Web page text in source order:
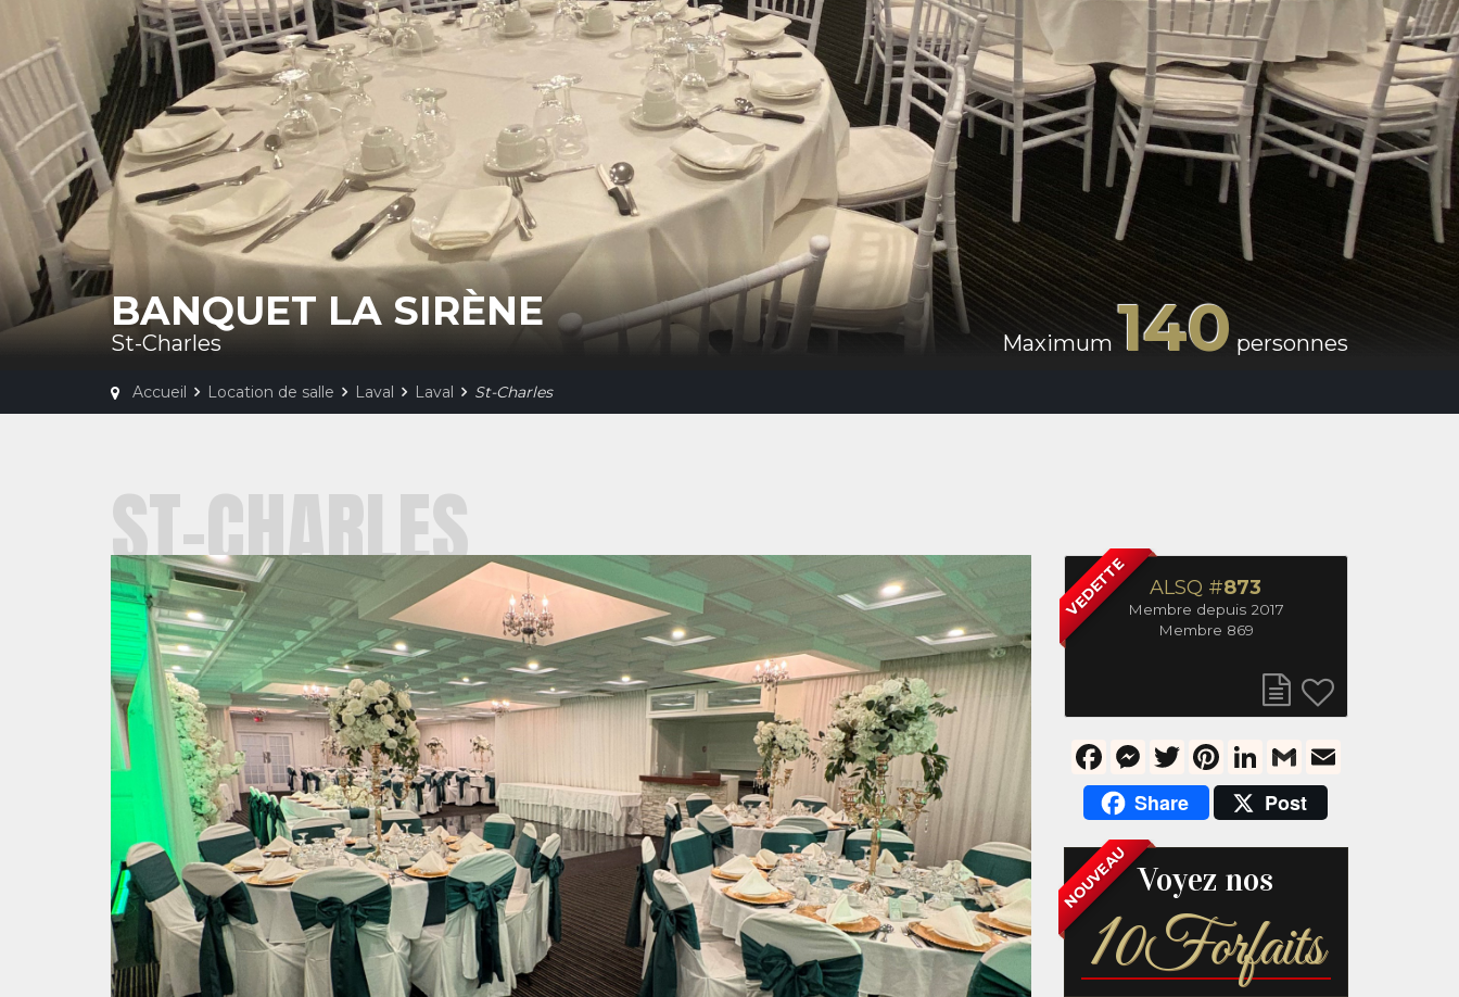
BANQUET LA SIRÈNE
St-Charles Maximum 140 personnes
Accueil Location de salle Laval Laval St-Charles
ST-CHARLES VEDETTE ALSQ #873
Membre depuis 2017
Membre 869
FacebookMessenger
TwitterPinterestLinkedIn
Gmail
Share Post
NOUVEAU Voyez nos
10Forfaits